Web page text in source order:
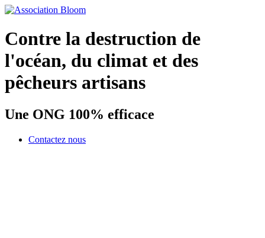
Contre la destruction de
l'océan, du climat et des
pêcheurs artisans
Une ONG 100% efficace
Contactez nous